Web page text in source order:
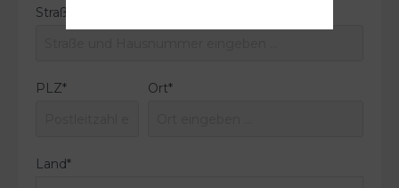
Straße und Hausnummer*
PLZ* Ort*
Land*